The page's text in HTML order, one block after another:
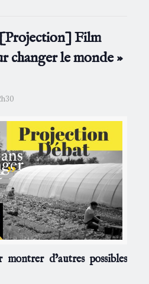
[Projection] Film
changer le monde »
d’autres possibles